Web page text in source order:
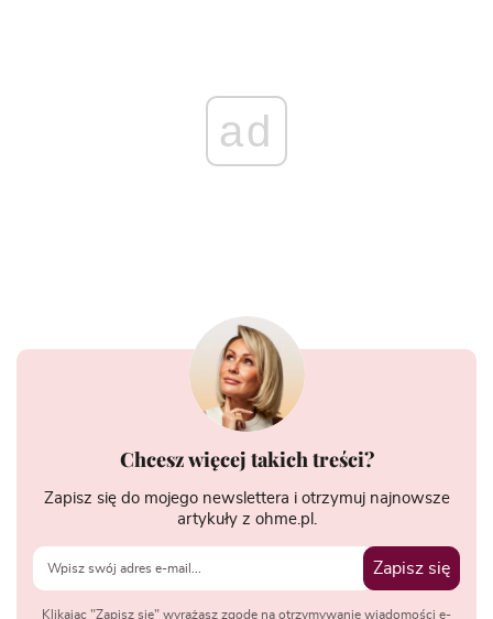
ad
Chcesz więcej takich treści?
Zapisz się do mojego newslettera i otrzymuj najnowsze
artykuły z ohme.pl.
Zapisz się
Klikając "Zapisz się" wyrażasz zgodę na otrzymywanie wiadomości e-